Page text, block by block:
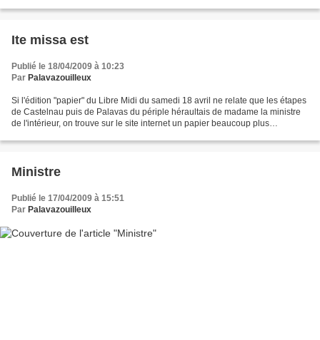
Ite missa est
Publié le 18/04/2009 à 10:23
Par Palavazouilleux
Si l'édition "papier" du Libre Midi du samedi 18 avril ne relate que les étapes
de Castelnau puis de Palavas du périple héraultais de madame la ministre
de l'intérieur, on trouve sur le site internet un papier beaucoup plus
Ministre
Publié le 17/04/2009 à 15:51
Par Palavazouilleux